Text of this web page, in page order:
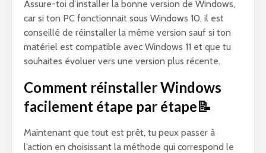
Assure-toi d’installer la bonne version de Windows,
car si ton PC fonctionnait sous Windows 10, il est
conseillé de réinstaller la même version sauf si ton
matériel est compatible avec Windows 11 et que tu
souhaites évoluer vers une version plus récente.
Comment réinstaller Windows
facilement étape par étape📝
Maintenant que tout est prêt, tu peux passer à
l’action en choisissant la méthode qui correspond le